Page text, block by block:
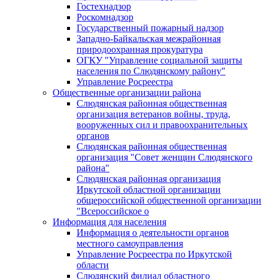
Гостехнадзор
Роскомнадзор
Государственный пожарный надзор
Западно-Байкальская межрайонная
природоохранная прокуратура
ОГКУ "Управление социальной защиты
населения по Слюдянскому району"
Управление Росреестра
Общественные организации района
Слюдянская районная общественная
организация ветеранов войны, труда,
вооруженных сил и правоохранительных
органов
Слюдянская районная общественная
организация "Совет женщин Слюдянского
района"
Слюдянская районная организация
Иркутской областной организации
общероссийской общественной организации
"Всероссийское о
Информация для населения
Информация о деятельности органов
местного самоуправления
Управление Росреестра по Иркутской
области
Слюдянский филиал областного